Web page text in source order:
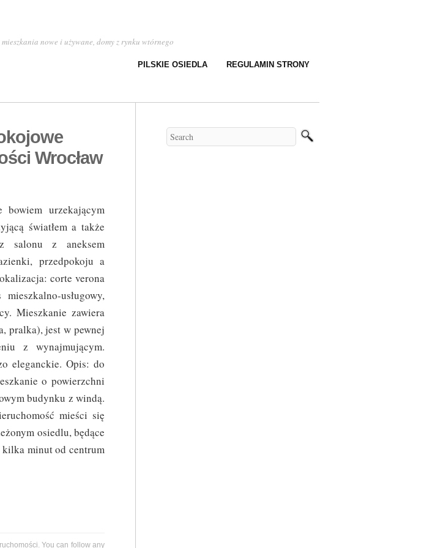
mieszkania nowe i używane, domy z rynku wtórnego
PILSKIE OSIEDLA REGULAMIN STRONY
Wrocław
bowiem urzekającym
światłem a także
salonu z aneksem
przedpokoju a
corte verona
usługowy,
Mieszkanie zawiera
pralka), jest w pewnej
z wynajmującym.
eleganckie. Opis: do
o powierzchni
budynku z windą.
mieści się
osiedlu, będące
kilka minut od centrum
. You can follow any